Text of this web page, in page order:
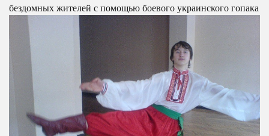
бездомных жителей с помощью боевого украинского гопака